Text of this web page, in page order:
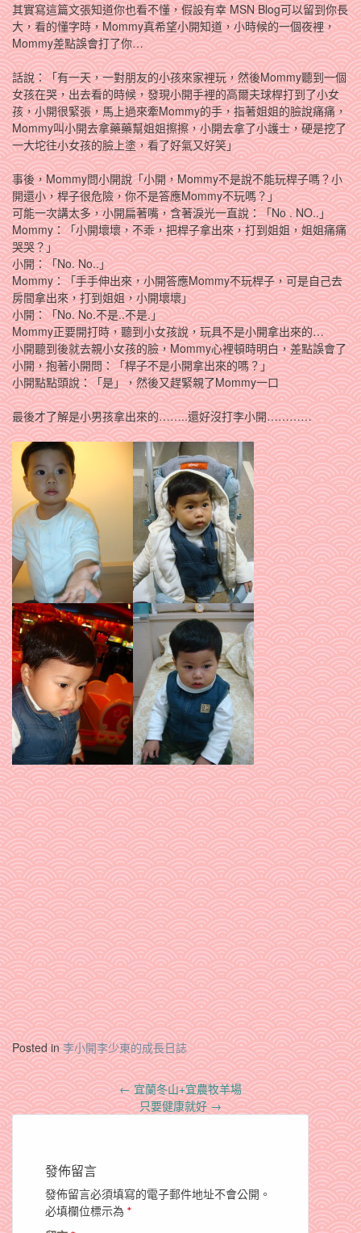
其實寫這篇文張知道你也看不懂，假設有幸 MSN Blog可以留到你長
大，看的懂字時，Mommy真希望小開知道，小時候的一個夜裡，
Mommy差點誤會打了你…
話說：「有一天，一對朋友的小孩來家裡玩，然後Mommy聽到一個
女孩在哭，出去看的時候，發現小開手裡的高爾夫球桿打到了小女
孩，小開很緊張，馬上過來牽Mommy的手，指著姐姐的臉說痛痛，
Mommy叫小開去拿藥藥幫姐姐擦擦，小開去拿了小護士，硬是挖了
一大坨往小女孩的臉上塗，看了好氣又好笑」
事後，Mommy問小開說「小開，Mommy不是說不能玩桿子嗎？小
開還小，桿子很危險，你不是答應Mommy不玩嗎？」
可能一次講太多，小開扁著嘴，含著淚光一直說：「No . NO..」
Mommy：「小開壞壞，不乖，把桿子拿出來，打到姐姐，姐姐痛痛
哭哭？」
小開：「No. No..」
Mommy：「手手伸出來，小開答應Mommy不玩桿子，可是自己去
房間拿出來，打到姐姐，小開壞壞」
小開：「No. No.不是..不是.」
Mommy正要開打時，聽到小女孩說，玩具不是小開拿出來的…
小開聽到後就去親小女孩的臉，Mommy心裡頓時明白，差點誤會了
小開，抱著小開問：「桿子不是小開拿出來的嗎？」
小開點點頭說：「是」，然後又趕緊親了Mommy一口
最後才了解是小男孩拿出來的……..還好沒打李小開…………
Posted in李小開李少東的成長日誌
Post
navigation
←宜蘭冬山+宜農牧羊場
只要健康就好→
發佈留言
發佈留言必須填寫的電子郵件地址不會公開。
必填欄位標示為 *